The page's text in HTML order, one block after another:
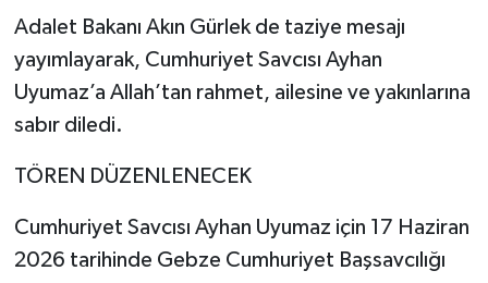
Adalet Bakanı Akın Gürlek de taziye mesajı
yayımlayarak, Cumhuriyet Savcısı Ayhan
Uyumaz’a Allah’tan rahmet, ailesine ve yakınlarına
sabır diledi.
TÖREN DÜZENLENECEK
Cumhuriyet Savcısı Ayhan Uyumaz için 17 Haziran
2026 tarihinde Gebze Cumhuriyet Başsavcılığı